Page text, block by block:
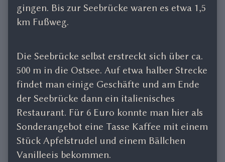
gingen. Bis zur Seebrücke waren es etwa 1,5
km Fußweg.
Die Seebrücke selbst erstreckt sich über ca.
500 m in die Ostsee. Auf etwa halber Strecke
findet man einige Geschäfte und am Ende
der Seebrücke dann ein italienisches
Restaurant. Für 6 Euro konnte man hier als
Sonderangebot eine Tasse Kaffee mit einem
Stück Apfelstrudel und einem Bällchen
Vanilleeis bekommen.